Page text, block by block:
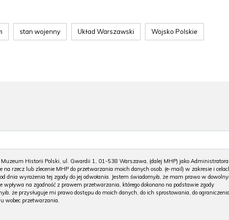
stan wojenny Układ Warszawski Wojsko Polskie
Historii Polski, ul. Gwardii 1, 01-538 Warszawa, (dalej MHP) jako Administratora
na rzecz lub zlecenie MHP do przetwarzania moich danych osob. (e-mail) w zakresie i
dnia wyrażenia tej zgody do jej odwołania. Jestem świadomy/a, że mam prawo w
wpływa na zgodność z prawem przetwarzania, którego dokonano na podstawie zgody
a, że przysługuje mi prawo dostępu do moich danych, do ich sprostowania, do ograniczenia
wobec przetwarzania.